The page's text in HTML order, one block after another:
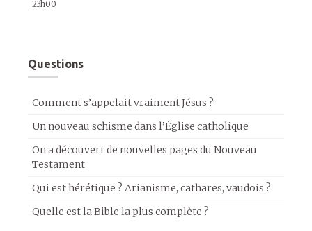
23h00
Questions
Comment s’appelait vraiment Jésus ?
Un nouveau schisme dans l’Église catholique
On a découvert de nouvelles pages du Nouveau
Testament
Qui est hérétique ? Arianisme, cathares, vaudois ?
Quelle est la Bible la plus complète ?